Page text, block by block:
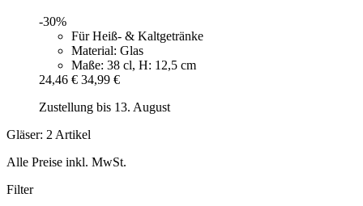
-30%
Für Heiß- & Kaltgetränke
Material: Glas
Maße: 38 cl, H: 12,5 cm
24,46 € 34,99 €
Zustellung bis 13. August
Gläser: 2 Artikel
Alle Preise inkl. MwSt.
Filter